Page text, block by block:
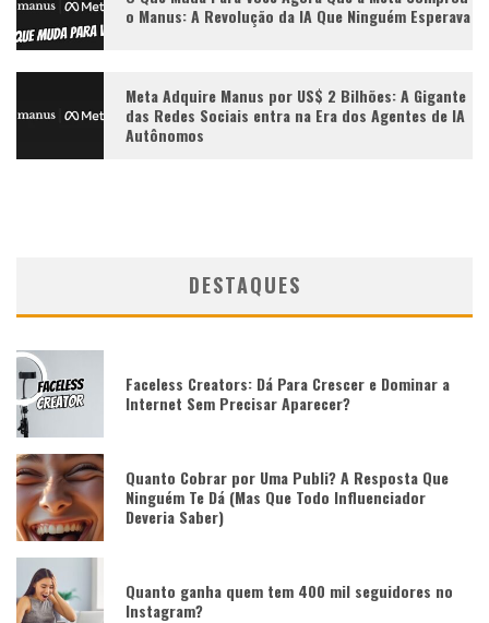
o Manus: A Revolução da IA Que Ninguém Esperava
Meta Adquire Manus por US$ 2 Bilhões: A Gigante
das Redes Sociais entra na Era dos Agentes de IA
Autônomos
DESTAQUES
Faceless Creators: Dá Para Crescer e Dominar a
Internet Sem Precisar Aparecer?
Quanto Cobrar por Uma Publi? A Resposta Que
Ninguém Te Dá (Mas Que Todo Influenciador
Deveria Saber)
Quanto ganha quem tem 400 mil seguidores no
Instagram?